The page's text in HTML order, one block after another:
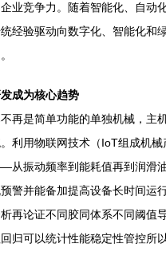
业竞争力。随着智能化、自动
经验驱动向数字化、智能化和
成为核心趋势
再是简单功能的单独机械，主
利用物联网技术（IoT组成机
从振动频率到能耗值再到润滑
警并能备加提高设备长时间运
再论证不同胶同体系不同阈值
归可以统计性能稳定性管控